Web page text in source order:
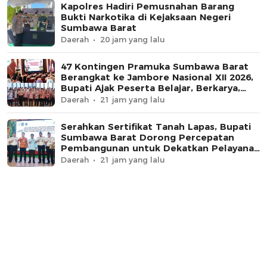
Kapolres Hadiri Pemusnahan Barang
Bukti Narkotika di Kejaksaan Negeri
Sumbawa Barat
Daerah 20 jam yang lalu
47 Kontingen Pramuka Sumbawa Barat
Berangkat ke Jambore Nasional XII 2026,
Bupati Ajak Peserta Belajar, Berkarya,
dan Harumkan Nama Daerah
Daerah 21 jam yang lalu
Serahkan Sertifikat Tanah Lapas, Bupati
Sumbawa Barat Dorong Percepatan
Pembangunan untuk Dekatkan Pelayanan
Pemasyarakatan
Daerah 21 jam yang lalu